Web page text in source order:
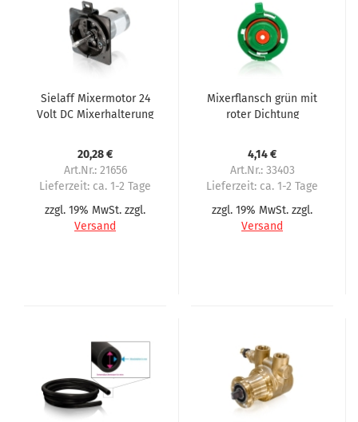
Sielaff Mixermotor 24
Volt DC Mixerhalterung
20,28 €
Art.Nr.: 21656
Lieferzeit: ca. 1-2 Tage
zzgl. 19% MwSt. zzgl.
Versand
Mixerflansch grün mit
roter Dichtung
4,14 €
Art.Nr.: 33403
Lieferzeit: ca. 1-2 Tage
zzgl. 19% MwSt. zzgl.
Versand